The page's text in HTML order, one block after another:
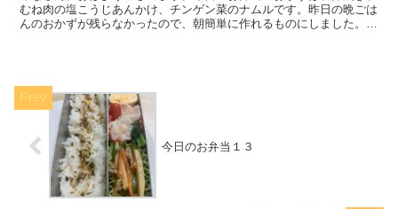
むね肉の塩こうじあんかけ、チンゲン菜のナムルです。昨日の晩ごは
んのおかずが残らなかったので、朝簡単に作れるものにしました。む
今日のお弁当１３